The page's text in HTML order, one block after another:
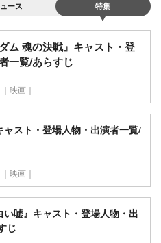
ース 特集
ム 魂の決戦』キャスト・登
一覧/あらすじ
｜映画｜
ャスト・登場人物・出演者一覧/
｜映画｜
い嘘』キャスト・登場人物・出
じ